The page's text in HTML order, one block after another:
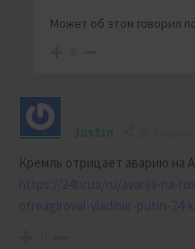
Может об этом говорил
Justin
Кремль отрицает аварию на
https://24tv.ua/ru/avarija-na-
otreagiroval-vladimir-putin-24-